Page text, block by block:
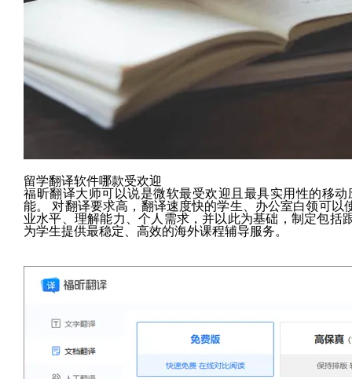
留学翻译软件哪款受欢迎
福昕翻译大师可以说是微软最受欢迎且最具实用性的移
能。 对翻译要求高，翻译速度快的学生、办公室白领可
业水平、理解能力、个人需求，并以此为基础，制定包
为学生提供最稳定、高效的海外课程辅导服务。